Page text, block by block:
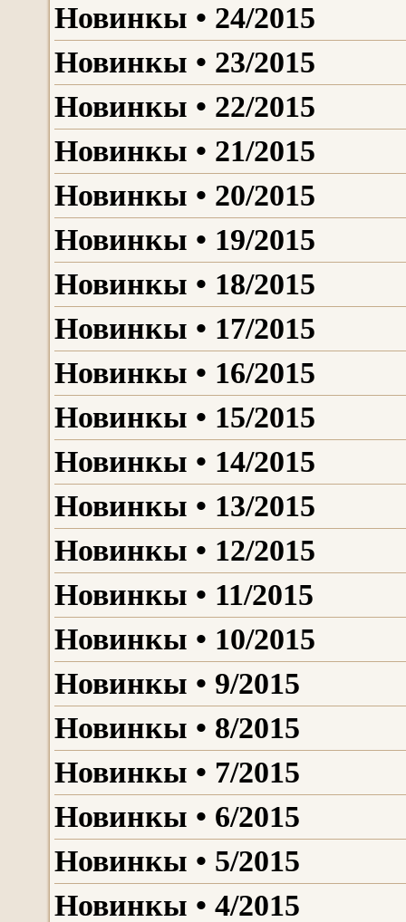
Новинкы • 24/2015
Новинкы • 23/2015
Новинкы • 22/2015
Новинкы • 21/2015
Новинкы • 20/2015
Новинкы • 19/2015
Новинкы • 18/2015
Новинкы • 17/2015
Новинкы • 16/2015
Новинкы • 15/2015
Новинкы • 14/2015
Новинкы • 13/2015
Новинкы • 12/2015
Новинкы • 11/2015
Новинкы • 10/2015
Новинкы • 9/2015
Новинкы • 8/2015
Новинкы • 7/2015
Новинкы • 6/2015
Новинкы • 5/2015
Новинкы • 4/2015